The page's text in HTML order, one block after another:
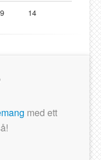
14
med ett